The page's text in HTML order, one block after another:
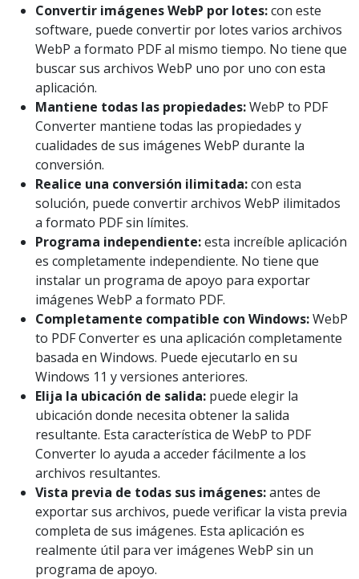
Convertir imágenes WebP por lotes:con este
software, puede convertir por lotes varios archivos
WebP a formato PDF al mismo tiempo. No tiene que
buscar sus archivos WebP uno por uno con esta
aplicación.
Mantiene todas las propiedades:WebP to PDF
Converter mantiene todas las propiedades y
cualidades de sus imágenes WebP durante la
conversión.
Realice una conversión ilimitada:con esta
solución, puede convertir archivos WebP ilimitados
a formato PDF sin límites.
Programa independiente:esta increíble aplicación
es completamente independiente. No tiene que
instalar un programa de apoyo para exportar
imágenes WebP a formato PDF.
Completamente compatible con Windows:WebP
to PDF Converter es una aplicación completamente
basada en Windows. Puede ejecutarlo en su
Windows 11 y versiones anteriores.
Elija la ubicación de salida: puede elegir la
ubicación donde necesita obtener la salida
resultante. Esta característica de WebP to PDF
Converter lo ayuda a acceder fácilmente a los
archivos resultantes.
Vista previa de todas sus imágenes:antes de
exportar sus archivos, puede verificar la vista previa
completa de sus imágenes. Esta aplicación es
realmente útil para ver imágenes WebP sin un
programa de apoyo.